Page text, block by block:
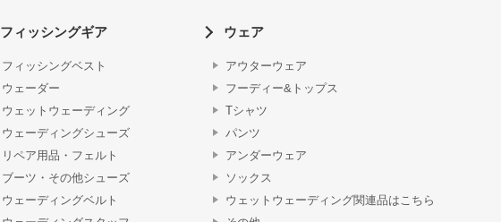
フィッシングギア
フィッシングベスト
ウェーダー
ウェットウェーディング
ウェーディングシューズ
リペア用品・フェルト
ブーツ・その他シューズ
ウェーディングベルト
ウェア
アウターウェア
フーディー&トップス
Tシャツ
パンツ
アンダーウェア
ソックス
ウェットウェーディング関連品はこちら